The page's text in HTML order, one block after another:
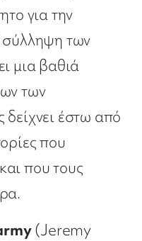
για την
σύλληψη των
μια βαθιά
των
έστω από
που
που τους
(Jeremy